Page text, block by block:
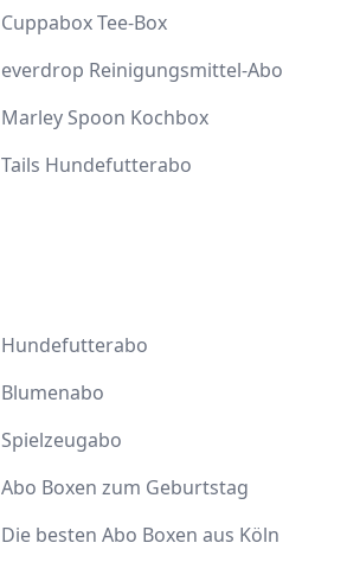
Cuppabox Tee-Box
everdrop Reinigungsmittel-Abo
Marley Spoon Kochbox
Tails Hundefutterabo
Hundefutterabo
Blumenabo
Spielzeugabo
Abo Boxen zum Geburtstag
Die besten Abo Boxen aus Köln